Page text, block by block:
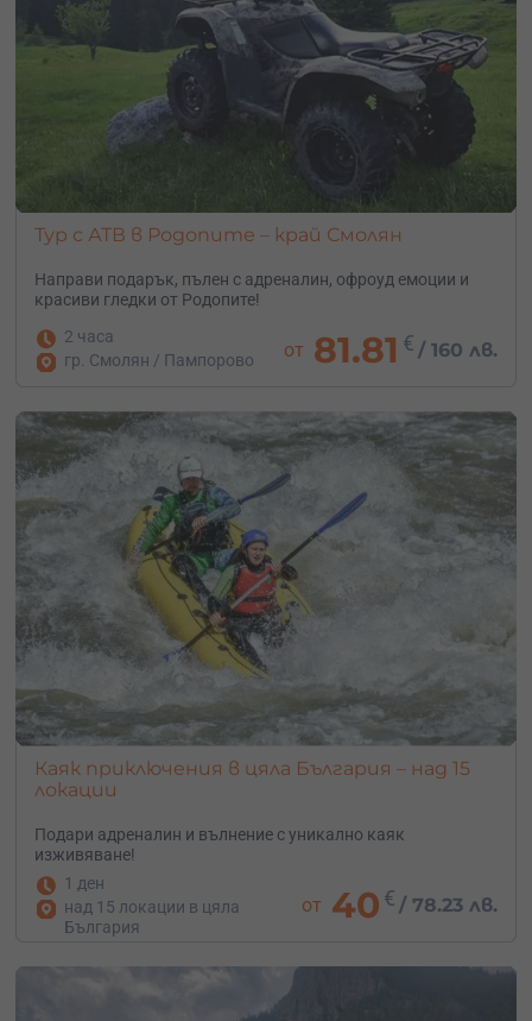
Тур с АТВ в Родопите – край Смолян
Направи подарък, пълен с адреналин, офроуд емоции и
красиви гледки от Родопите!
2 часа
гр. Смолян / Пампорово
от 81.81 € / 160 лв.
Каяк приключения в цяла България – над 15
локации
Подари адреналин и вълнение с уникално каяк
изживяване!
1 ден
над 15 локации в цяла
България
от 40 € /78.23 лв.